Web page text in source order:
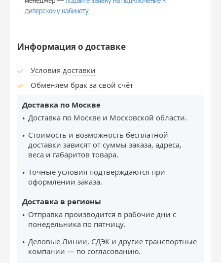
дилерскому кабинету.
Информация о доставке
Условия доставки
Обменяем брак за свой счёт
Доставка по Москве
Доставка по Москве и Московской области.
Стоимость и возможность бесплатной
доставки зависят от суммы заказа, адреса,
веса и габаритов товара.
Точные условия подтверждаются при
оформлении заказа.
Доставка в регионы
Отправка производится в рабочие дни с
понедельника по пятницу.
Деловые Линии, СДЭК и другие транспортные
компании — по согласованию.